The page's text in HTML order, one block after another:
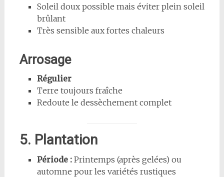
Soleil doux possible mais éviter plein soleil
brûlant
Très sensible aux fortes chaleurs
Arrosage
Régulier
Terre toujours fraîche
Redoute le dessèchement complet
5. Plantation
Période :Printemps (après gelées) ou
automne pour les variétés rustiques